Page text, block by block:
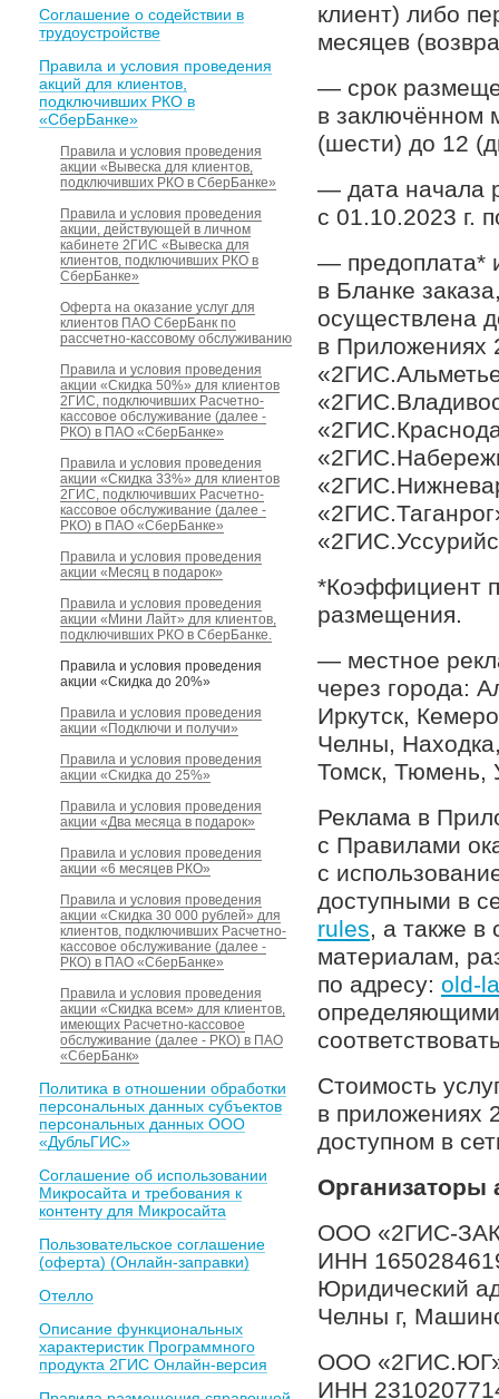
Соглашение о содействии в
трудоустройстве
Правила и условия проведения
акций для клиентов,
подключивших РКО в
«СберБанке»
Правила и условия проведения
акции «Вывеска для клиентов,
подключивших РКО в СберБанке»
Правила и условия проведения
акции, действующей в личном
кабинете 2ГИС «Вывеска для
клиентов, подключивших РКО в
СберБанке»
Оферта на оказание услуг для
клиентов ПАО СберБанк по
рассчетно-кассовому обслуживанию
Правила и условия проведения
акции «Скидка 50%» для клиентов
2ГИС, подключивших Расчетно-
кассовое обслуживание (далее -
РКО) в ПАО «СберБанке»
Правила и условия проведения
акции «Скидка 33%» для клиентов
2ГИС, подключивших Расчетно-
кассовое обслуживание (далее -
РКО) в ПАО «СберБанке»
Правила и условия проведения
акции «Месяц в подарок»
Правила и условия проведения
акции «Мини Лайт» для клиентов,
подключивших РКО в СберБанке.
Правила и условия проведения
акции «Скидка до 20%»
Правила и условия проведения
акции «Подключи и получи»
Правила и условия проведения
акции «Скидка до 25%»
Правила и условия проведения
акции «Два месяца в подарок»
Правила и условия проведения
акции «6 месяцев РКО»
Правила и условия проведения
акции «Скидка 30 000 рублей» для
клиентов, подключивших Расчетно-
кассовое обслуживание (далее -
РКО) в ПАО «СберБанке»
Правила и условия проведения
акции «Скидка всем» для клиентов,
имеющих Расчетно-кассовое
обслуживание (далее - РКО) в ПАО
«СберБанк»
Политика в отношении обработки
персональных данных субъектов
персональных данных ООО
«ДубльГИС»
Соглашение об использовании
Микросайта и требования к
контенту для Микросайта
Пользовательское соглашение
(оферта) (Онлайн-заправки)
Отелло
Описание функциональных
характеристик Программного
продукта 2ГИС Онлайн-версия
клиент) либо
месяцев
— срок
в заключённом
(шести) до 12
— дата начала
с 01.10.2023 г.
— предоплата*
в Бланке
осуществлена
в Приложениях
*Коэффициент
размещения.
— местное
через города:
Иркутск,
Челны,
Томск, Тюмень,
Реклама в
с Правилами
с
доступными в
rules, а также в
материалам,
по адресу: old-
Стоимость
в приложениях
доступном в
Организаторы
ООО «2ГИС-
ИНН
Юридический
Челны г,
ООО
ИНН